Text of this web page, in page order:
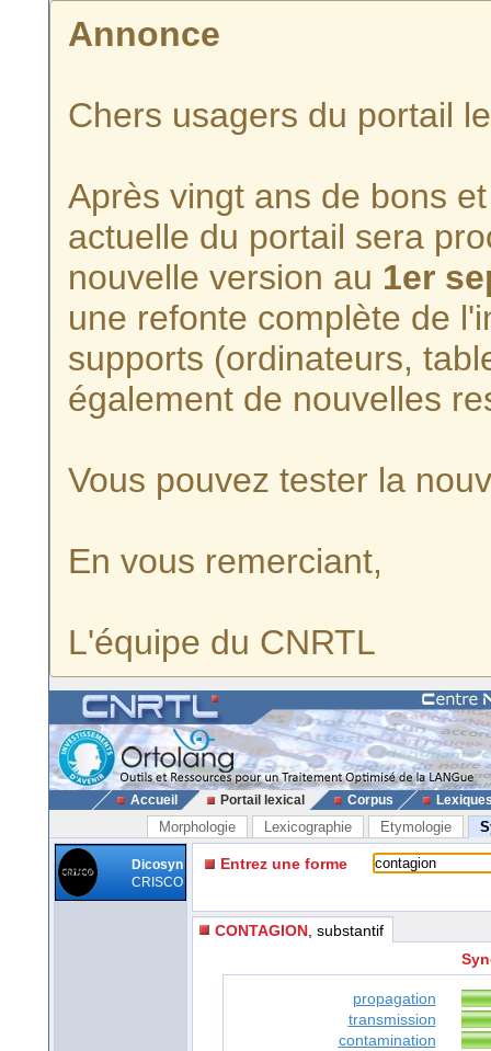
Annonce
Chers usagers du portail
Après vingt ans de bons
actuelle du portail sera
nouvelle version au 1er
une refonte complète de
supports (ordinateurs,
également de nouvelles
Vous pouvez tester la
En vous remerciant,
L'équipe du CNRTL
Accueil Portail lexical Corpus
Morphologie Lexicographie Etymologie
Dicosyn
CRISCO
Entrez une forme
CONTAGION , substantif
propagation
transmission
contamination